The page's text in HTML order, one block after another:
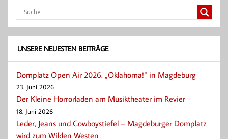
UNSERE NEUESTEN BEITRÄGE
Domplatz Open Air 2026: „Oklahoma!“ in Magdeburg
23. Juni 2026
Der Kleine Horrorladen am Musiktheater im Revier
18. Juni 2026
Leder, Jeans und Cowboystiefel – Magdeburger Domplatz
wird zum Wilden Westen